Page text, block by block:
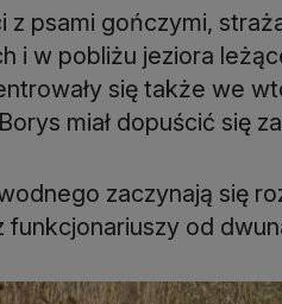
z psami gończymi,
i w pobliżu jeziora
się także we
miał dopuścić się
zaczynają się
od